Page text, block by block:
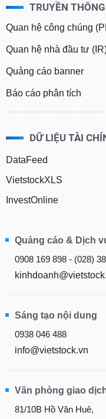
TRUYỀN
Quan hệ công chúng
Quan hệ nhà đầu tư
Quảng cáo banner
Báo cáo phân tích
DỮ LIỆU TÀI
DataFeed
VietstockXLS
InvestOnline
Quảng cáo & Dịch
0908 169 898 - (028)
Sáng tạo nội dung
0938 046 488
info@vietstock.vn
Văn phòng giao
81/10B Hồ Văn Huê,